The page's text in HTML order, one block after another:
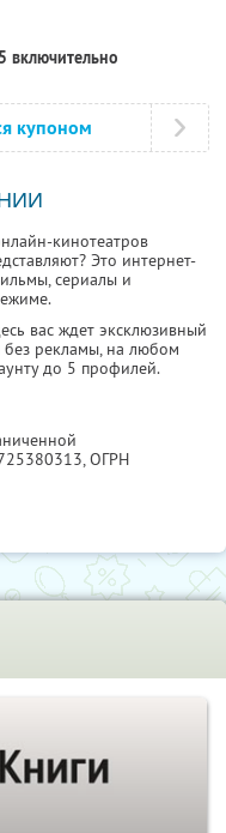
включительно
купоном
кинотеатров
Это интернет-
сериалы и
вас ждет эксклюзивный
без рекламы, на любом
до 5 профилей.
, ОГРН